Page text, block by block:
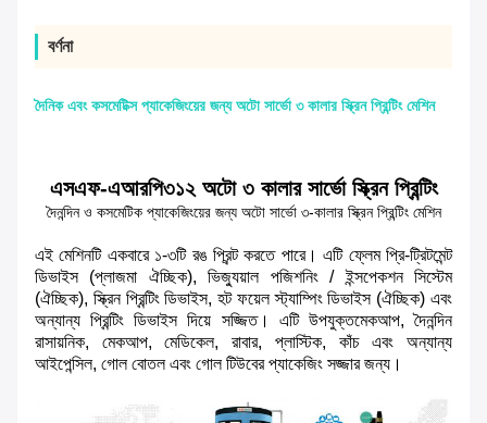
বর্ণনা
দৈনিক এবং কসমেটিক্স প্যাকেজিংয়ের জন্য অটো সার্ভো ৩ কালার স্ক্রিন প্রিন্টিং মেশিন
এসএফ-এআরপি৩১২ অটো ৩ কালার সার্ভো স্ক্রিন প্রিন্টিং
দৈনন্দিন ও কসমেটিক প্যাকেজিংয়ের জন্য অটো সার্ভো ৩-কালার স্ক্রিন প্রিন্টিং মেশিন
এই মেশিনটি একবারে ১-৩টি রঙ প্রিন্ট করতে পারে। এটি ফ্লেম প্রি-ট্রিটমেন্ট
ডিভাইস (প্লাজমা ঐচ্ছিক), ভিজ্যুয়াল পজিশনিং / ইন্সপেকশন সিস্টেম
(ঐচ্ছিক), স্ক্রিন প্রিন্টিং ডিভাইস, হট ফয়েল স্ট্যাম্পিং ডিভাইস (ঐচ্ছিক) এবং
অন্যান্য প্রিন্টিং ডিভাইস দিয়ে সজ্জিত। এটি উপযুক্তমেকআপ, দৈনন্দিন
রাসায়নিক, মেকআপ, মেডিকেল, রাবার, প্লাস্টিক, কাঁচ এবং অন্যান্য
আইপেন্সিল, গোলবোতল এবং গোল টিউবের প্যাকেজিং সজ্জার জন্য।